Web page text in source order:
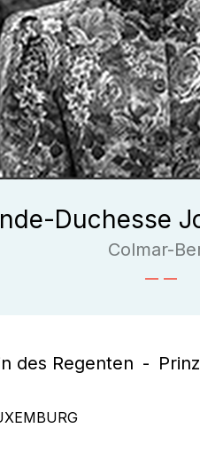
Duchesse
Colmar-
des Regenten